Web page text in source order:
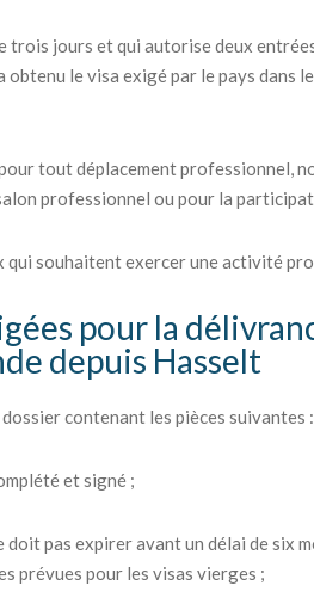
trois jours et qui autorise deux
obtenu le visa exigé par le pays dans
tout déplacement professionnel,
professionnel ou pour la
qui souhaitent exercer une activité
pour la
depuis Hasselt
contenant les pièces suivantes :
et signé ;
pas expirer avant un délai de six
prévues pour les visas vierges ;